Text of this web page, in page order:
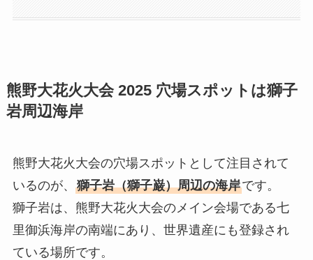
熊野大花火大会 2025 穴場スポットは獅子
岩周辺海岸
熊野大花火大会の穴場スポットとして注目されて
いるのが、 獅子岩（獅子巌）周辺の海岸です。
獅子岩は、熊野大花火大会のメイン会場である七
里御浜海岸の南端にあり、世界遺産にも登録され
ている場所です。